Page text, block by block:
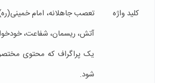
کلید واژه
تعصب جاهلانه، امام
آتش، ریسمان، شفاعت،
یک پراگراف که محتوی
شود.